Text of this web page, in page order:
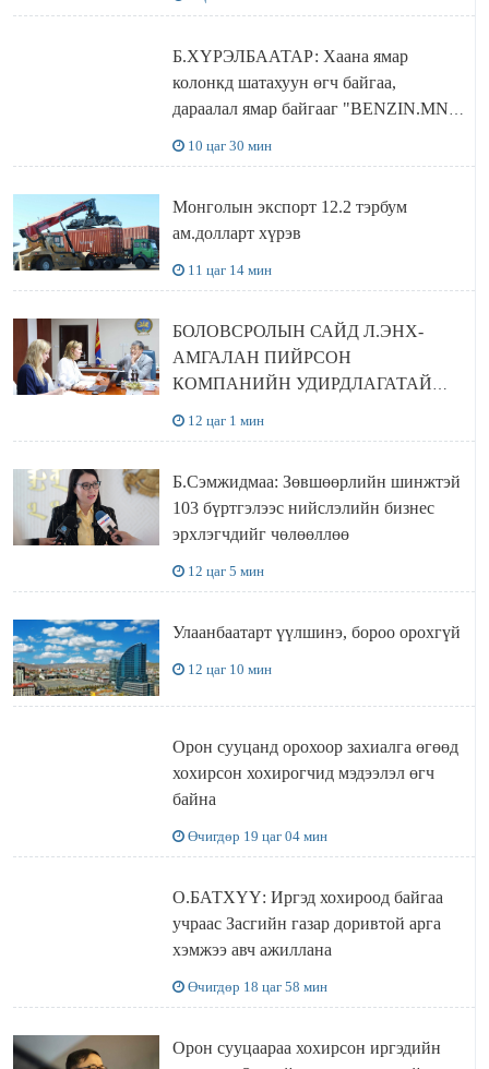
Б.ХҮРЭЛБААТАР: Хаана ямар
колонкд шатахуун өгч байгаа,
дараалал ямар байгааг "BENZIN.MN”
10 цаг 30 мин
Монголын экспорт 12.2 тэрбум
ам.долларт хүрэв
11 цаг 14 мин
БОЛОВСРОЛЫН САЙД Л.ЭНХ-
АМГАЛАН ПИЙРСОН
КОМПАНИЙН УДИРДЛАГАТАЙ
12 цаг 1 мин
Б.Сэмжидмаа: Зөвшөөрлийн шинжтэй
103 бүртгэлээс нийслэлийн бизнес
эрхлэгчдийг чөлөөллөө
12 цаг 5 мин
Улаанбаатарт үүлшинэ, бороо орохгүй
12 цаг 10 мин
Орон сууцанд орохоор захиалга өгөөд
хохирсон хохирогчид мэдээлэл өгч
байна
Өчигдөр 19 цаг 04 мин
О.БАТХҮҮ: Иргэд хохироод байгаа
учраас Засгийн газар доривтой арга
хэмжээ авч ажиллана
Өчигдөр 18 цаг 58 мин
Орон сууцаараа хохирсон иргэдийн